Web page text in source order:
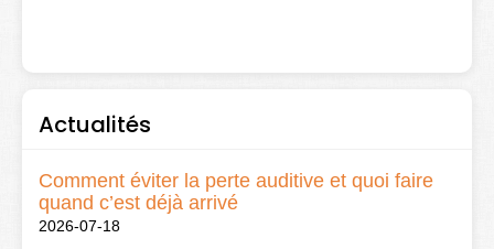
Actualités
Comment éviter la perte auditive et quoi faire
quand c’est déjà arrivé
2026-07-18